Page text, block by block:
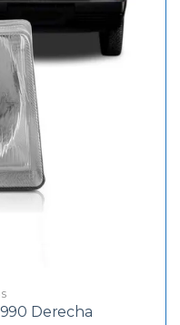
Derecha